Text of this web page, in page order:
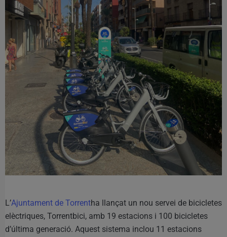
L’Ajuntament de Torrentha llançat un nou servei de bicicletes
elèctriques, Torrentbici, amb 19 estacions i 100 bicicletes
d’última generació. Aquest sistema inclou 11 estacions